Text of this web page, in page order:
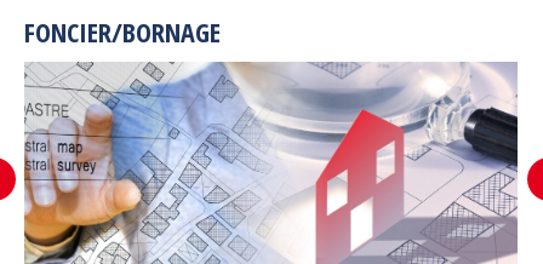
FONCIER/BORNAGE